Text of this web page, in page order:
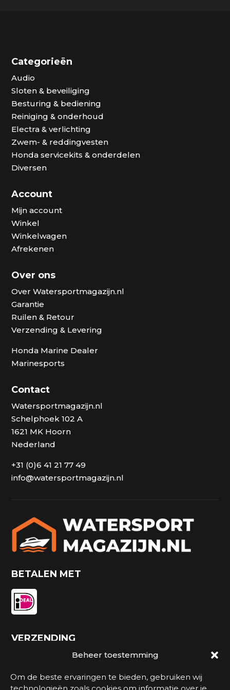
Beheer toestemming
Om de beste ervaringen te bieden, gebruiken wij
Categorieën
Audio
Sloten & beveiliging
Besturing & bediening
Reiniging & onderhoud
Electra & verlichting
Zwem- & reddingvesten
Honda servicekits & onderdelen
Diversen
Account
Mijn account
Winkel
Winkelwagen
Afrekenen
Over ons
Over Watersportmagazijn.nl
Garantie
Ruilen & Retour
Verzending & Levering
Honda Marine Dealer
Marinesports
Contact
Watersportmagazijn.nl
Schelphoek 102 A
1621 MK Hoorn
Nederland
+31 (0)6 41 21 77 49
info@watersportmagazijn.nl
BETALEN MET
VERZENDING